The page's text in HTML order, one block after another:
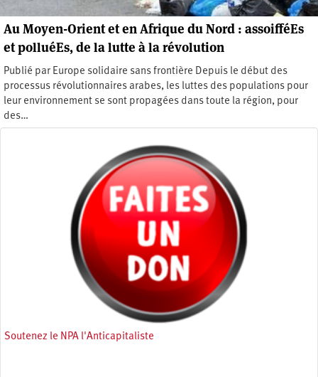
Au Moyen-Orient et en Afrique du Nord : assoifféEs
et polluéEs, de la lutte à la révolution
Publié par Europe solidaire sans frontière Depuis le début des
processus révolutionnaires arabes, les luttes des populations pour
leur environnement se sont propagées dans toute la région, pour
des…
Soutenez le NPA l'Anticapitaliste